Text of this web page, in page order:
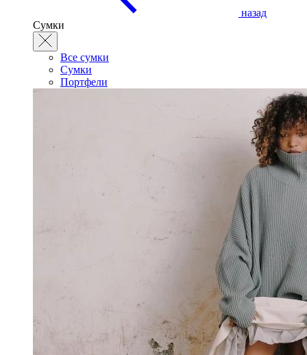
назад
Сумки
Все сумки
Сумки
Портфели